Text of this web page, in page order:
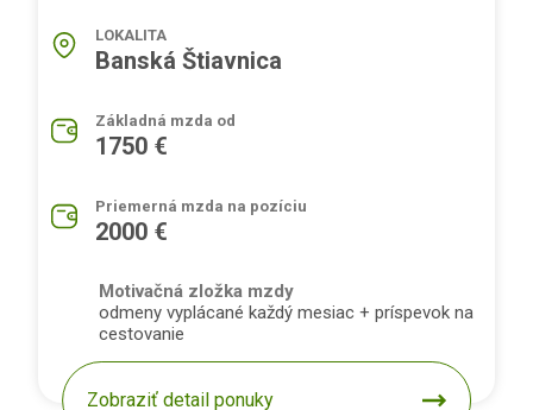
LOKALITA
Banská Štiavnica
Základná mzda od
1750 €
Priemerná mzda na pozíciu
2000 €
Motivačná zložka mzdy
odmeny vyplácané každý mesiac + príspevok na
cestovanie
Zobraziť detail ponuky